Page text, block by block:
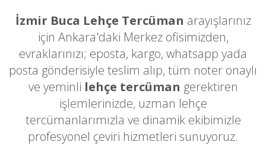
İzmir Buca Lehçe Tercüman arayışlarınız
için Ankara'daki Merkez ofisimizden,
evraklarınızı; eposta, kargo, whatsapp yada
posta gönderisiyle teslim alıp, tüm noter onaylı
ve yeminli lehçe tercüman gerektiren
işlemlerinizde, uzman lehçe
tercümanlarımızla ve dinamik ekibimizle
profesyonel çeviri hizmetleri sunuyoruz.